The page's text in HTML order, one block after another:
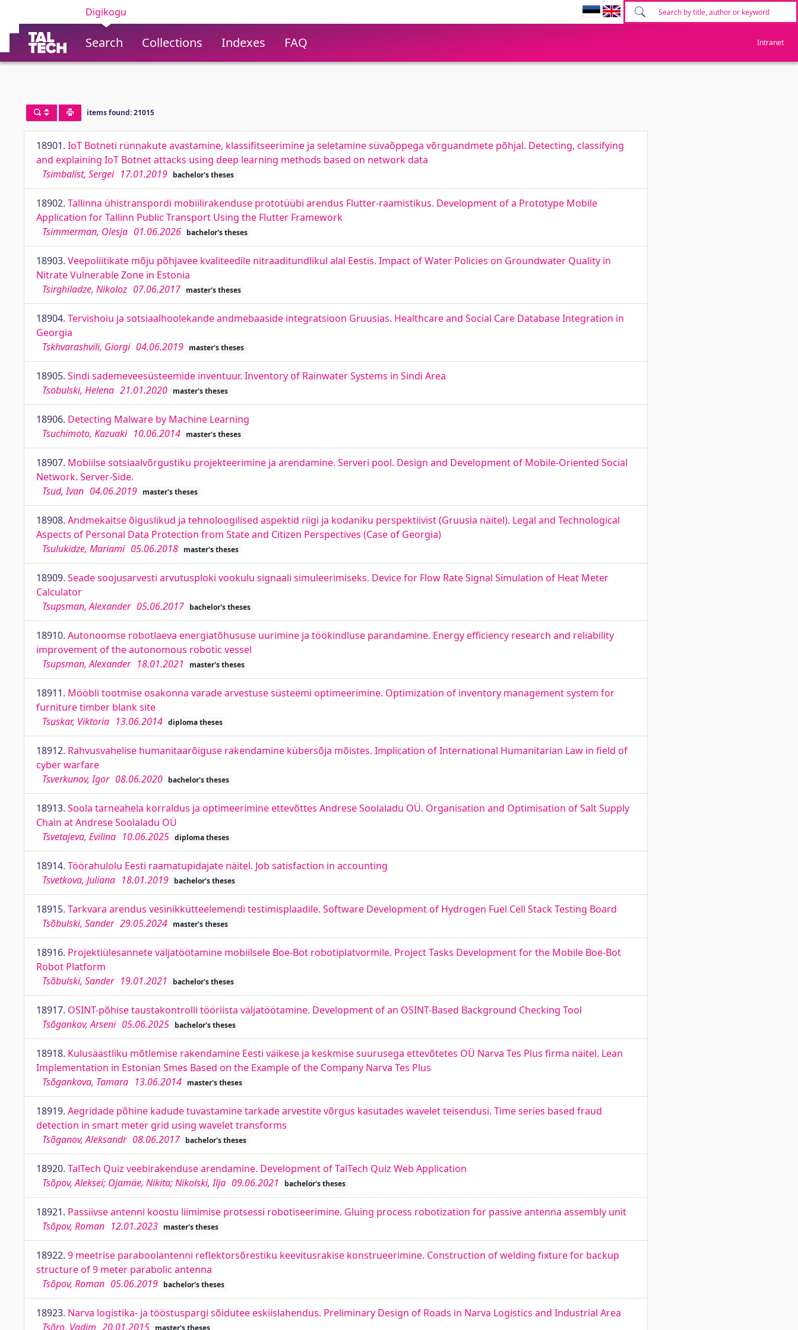
Digikogu
Search Collections Indexes FAQ Intranet
items found: 21015
18901. IoT Botneti rünnakute avastamine, klassifitseerimine ja seletamine süvaõppega võrguandmete põhjal. Detecting, classifying
and explaining IoT Botnet attacks using deep learning methods based on network data
Tsimbalist, Sergei 17.01.2019 bachelor's theses
18902. Tallinna ühistranspordi mobiilirakenduse prototüübi arendus Flutter-raamistikus. Development of a Prototype Mobile
Application for Tallinn Public Transport Using the Flutter Framework
Tsimmerman, Olesja 01.06.2026 bachelor's theses
18903. Veepoliitikate mõju põhjavee kvaliteedile nitraaditundlikul alal Eestis. Impact of Water Policies on Groundwater Quality in
Nitrate Vulnerable Zone in Estonia
Tsirghiladze, Nikoloz 07.06.2017 master's theses
18904. Tervishoiu ja sotsiaalhoolekande andmebaaside integratsioon Gruusias. Healthcare and Social Care Database Integration in
Georgia
Tskhvarashvili, Giorgi 04.06.2019 master's theses
18905. Sindi sademeveesüsteemide inventuur. Inventory of Rainwater Systems in Sindi Area
Tsobulski, Helena 21.01.2020 master's theses
18906. Detecting Malware by Machine Learning
Tsuchimoto, Kazuaki 10.06.2014 master's theses
18907. Mobiilse sotsiaalvõrgustiku projekteerimine ja arendamine. Serveri pool. Design and Development of Mobile-Oriented Social
Network. Server-Side.
Tsud, Ivan 04.06.2019 master's theses
18908. Andmekaitse õiguslikud ja tehnoloogilised aspektid riigi ja kodaniku perspektiivist (Gruusia näitel). Legal and Technological
Aspects of Personal Data Protection from State and Citizen Perspectives (Case of Georgia)
Tsulukidze, Mariami 05.06.2018 master's theses
18909. Seade soojusarvesti arvutusploki vookulu signaali simuleerimiseks. Device for Flow Rate Signal Simulation of Heat Meter
Calculator
Tsupsman, Alexander 05.06.2017 bachelor's theses
18910. Autonoomse robotlaeva energiatõhususe uurimine ja töökindluse parandamine. Energy efficiency research and reliability
improvement of the autonomous robotic vessel
Tsupsman, Alexander 18.01.2021 master's theses
18911. Mööbli tootmise osakonna varade arvestuse süsteemi optimeerimine. Optimization of inventory management system for
furniture timber blank site
Tsuskar, Viktoria 13.06.2014 diploma theses
18912. Rahvusvahelise humanitaarõiguse rakendamine kübersõja mõistes. Implication of International Humanitarian Law in field of
cyber warfare
Tsverkunov, Igor 08.06.2020 bachelor's theses
18913. Soola tarneahela korraldus ja optimeerimine ettevõttes Andrese Soolaladu OÜ. Organisation and Optimisation of Salt Supply
Chain at Andrese Soolaladu OÜ
Tsvetajeva, Evilina 10.06.2025 diploma theses
18914. Töörahulolu Eesti raamatupidajate näitel. Job satisfaction in accounting
Tsvetkova, Juliana 18.01.2019 bachelor's theses
18915. Tarkvara arendus vesinikkütteelemendi testimisplaadile. Software Development of Hydrogen Fuel Cell Stack Testing Board
Tsõbulski, Sander 29.05.2024 master's theses
18916. Projektiülesannete väljatöötamine mobiilsele Boe-Bot robotiplatvormile. Project Tasks Development for the Mobile Boe-Bot
Robot Platform
Tsõbulski, Sander 19.01.2021 bachelor's theses
18917. OSINT-põhise taustakontrolli tööriista väljatöötamine. Development of an OSINT-Based Background Checking Tool
Tsõgankov, Arseni 05.06.2025 bachelor's theses
18918. Kulusäästliku mõtlemise rakendamine Eesti väikese ja keskmise suurusega ettevõtetes OÜ Narva Tes Plus firma näitel. Lean
Implementation in Estonian Smes Based on the Example of the Company Narva Tes Plus
Tsõgankova, Tamara 13.06.2014 master's theses
18919. Aegridade põhine kadude tuvastamine tarkade arvestite võrgus kasutades wavelet teisendusi. Time series based fraud
detection in smart meter grid using wavelet transforms
Tsõganov, Aleksandr 08.06.2017 bachelor's theses
18920. TalTech Quiz veebirakenduse arendamine. Development of TalTech Quiz Web Application
Tsõpov, Aleksei; Ojamäe, Nikita; Nikolski, Ilja 09.06.2021 bachelor's theses
18921. Passiivse antenni koostu liimimise protsessi robotiseerimine. Gluing process robotization for passive antenna assembly unit
Tsõpov, Roman 12.01.2023 master's theses
18922. 9 meetrise paraboolantenni reflektorsõrestiku keevitusrakise konstrueerimine. Construction of welding fixture for backup
structure of 9 meter parabolic antenna
Tsõpov, Roman 05.06.2019 bachelor's theses
18923. Narva logistika- ja tööstuspargi sõidutee eskiislahendus. Preliminary Design of Roads in Narva Logistics and Industrial Area
Tsõro, Vadim 20.01.2015 master's theses